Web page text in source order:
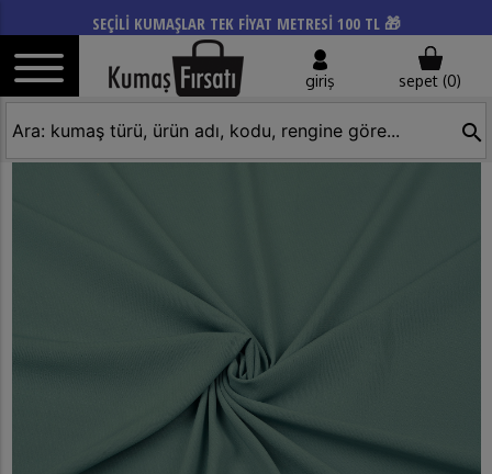
SEÇİLİ KUMAŞLAR TEK FİYAT METRESİ 100 TL 🎁
giriş sepet (0)
search